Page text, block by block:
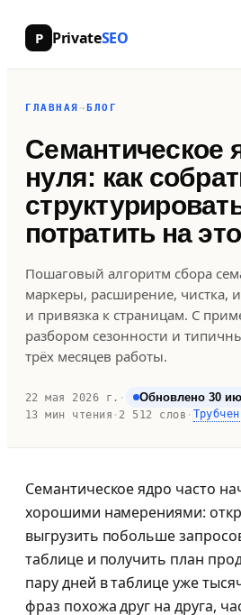
P PrivateSEO
ГЛАВНАЯ →БЛОГ
Семантическое
нуля: как
потратить на
Пошаговый алгоритм сбора
маркеры, расширение, чистка,
и привязка к страницам. С
разбором сезонности и
трёх месяцев работы.
22 мая 2026 г. · Обновлено 30
13 мин чтения · 2 512 слов ·
Семантическое ядро часто
хорошими намерениями:
выгрузить побольше
таблице и получить план
пару дней в таблице уже
фраз похожа друг на друга,